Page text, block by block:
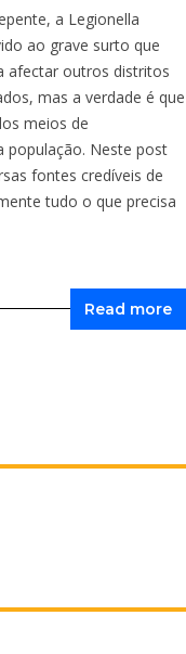
a Legionella
ao grave surto que
afectar outros distritos
mas a verdade é que
meios de
população. Neste post
fontes credíveis de
tudo o que precisa
Read more